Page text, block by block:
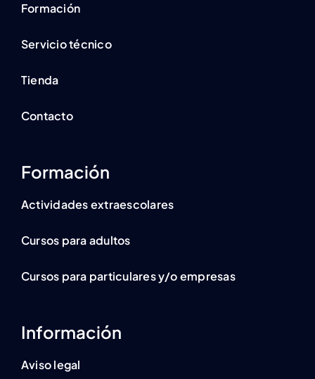
Formación
Servicio técnico
Tienda
Contacto
Formación
Actividades extraescolares
Cursos para adultos
Cursos para particulares y/o empresas
Información
Aviso legal